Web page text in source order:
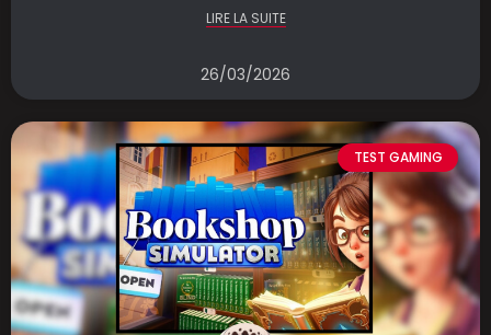
LIRE LA SUITE
26/03/2026
TEST GAMING